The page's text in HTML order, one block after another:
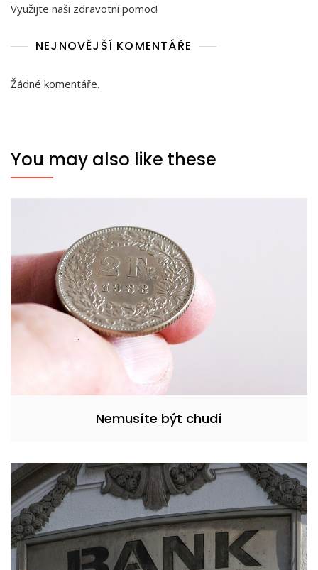
Využijte naši zdravotní pomoc!
NEJNOVĚJŠÍ KOMENTÁŘE
Žádné komentáře.
You may also like these
Nemusíte být chudí